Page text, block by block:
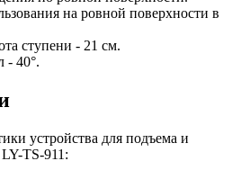
на ровной поверхности в
ступени - 21 см.
- 40°.
устройства для подъема и
TS-911: